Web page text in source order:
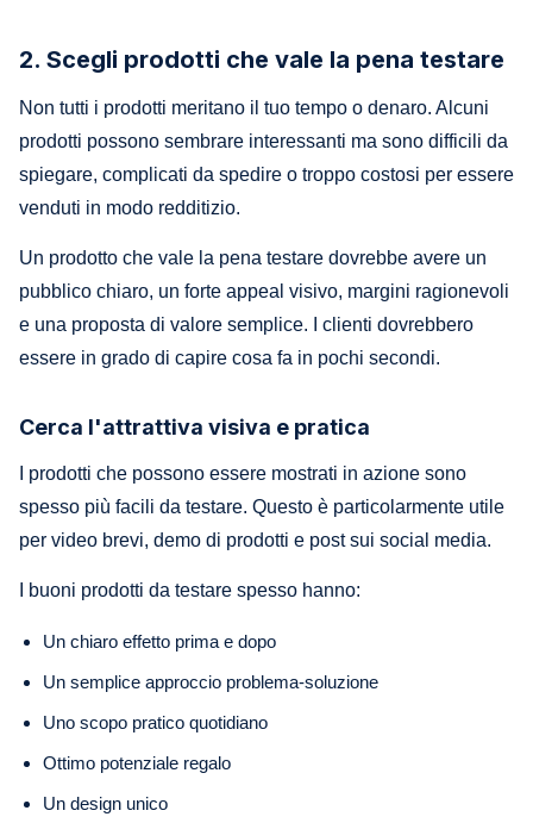
2. Scegli prodotti che vale la pena testare
Non tutti i prodotti meritano il tuo tempo o denaro. Alcuni
prodotti possono sembrare interessanti ma sono difficili da
spiegare, complicati da spedire o troppo costosi per essere
venduti in modo redditizio.
Un prodotto che vale la pena testare dovrebbe avere un
pubblico chiaro, un forte appeal visivo, margini ragionevoli
e una proposta di valore semplice. I clienti dovrebbero
essere in grado di capire cosa fa in pochi secondi.
Cerca l'attrattiva visiva e pratica
I prodotti che possono essere mostrati in azione sono
spesso più facili da testare. Questo è particolarmente utile
per video brevi, demo di prodotti e post sui social media.
I buoni prodotti da testare spesso hanno:
Un chiaro effetto prima e dopo
Un semplice approccio problema-soluzione
Uno scopo pratico quotidiano
Ottimo potenziale regalo
Un design unico